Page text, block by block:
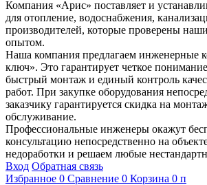
Компания «Арис» поставляет и
для отопление, водоснабжения,
производителей, которые проверены
опытом.
Наша компания предлагаем инженерные
ключ». Это гарантирует четкое понимание
быстрый монтаж и единый контроль
работ. При закупке оборудования
заказчику гарантируется скидка на
обслуживание.
Профессиональные инженеры окажут
консультацию непосредственно на
недоработки и решаем любые
Вход Обратная связь
Избранное 0 Сравнение 0 Корзина 0 п